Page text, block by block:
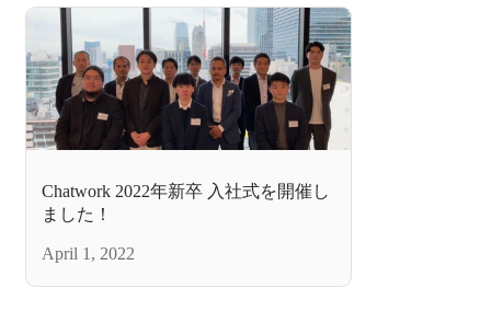
Chatwork 2022年新卒 入社式を開催し
ました！
April 1, 2022